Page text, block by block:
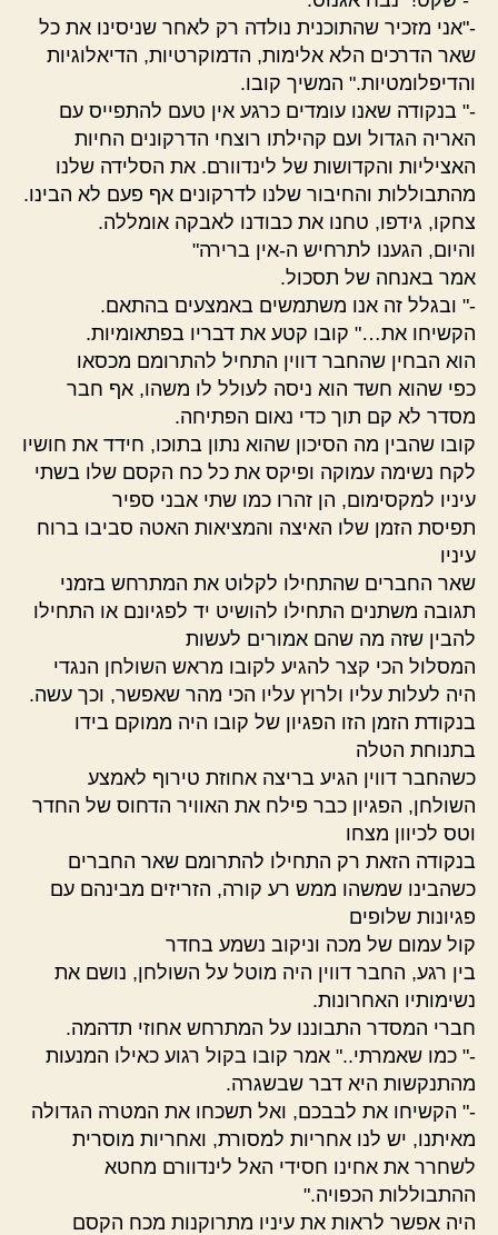
-"אני מזכיר שהתוכנית נולדה רק לאחר שניסינו את כל
שאר הדרכים הלא אלימות, הדמוקרטיות, הדיאלוגיות
והדיפלומטיות." המשיך קובו.
-" בנקודה שאנו עומדים כרגע אין טעם להתפייס עם
האריה הגדול ועם קהילתו רוצחי הדרקונים החיות
האציליות והקדושות של לינדוורם. את הסלידה שלנו
מהתבוללות והחיבור שלנו לדרקונים אף פעם לא הבינו.
צחקו, גידפו, טחנו את כבודנו לאבקה אומללה.
והיום, הגענו לתרחיש ה-אין ברירה"
אמר באנחה של תסכול.
-" ובגלל זה אנו משתמשים באמצעים בהתאם.
הקשיחו את…" קובו קטע את דבריו בפתאומיות.
הוא הבחין שהחבר דווין התחיל להתרומם מכסאו
כפי שהוא חשד הוא ניסה לעולל לו משהו, אף חבר
מסדר לא קם תוך כדי נאום הפתיחה.
קובו שהבין מה הסיכון שהוא נתון בתוכו, חידד את חושיו
לקח נשימה עמוקה ופיקס את כל כח הקסם שלו בשתי
עיניו למקסימום, הן זהרו כמו שתי אבני ספיר
תפיסת הזמן שלו האיצה והמציאות האטה סביבו ברוח
עיניו
שאר החברים שהתחילו לקלוט את המתרחש בזמני
תגובה משתנים התחילו להושיט יד לפגיונם או התחילו
להבין שזה מה שהם אמורים לעשות
המסלול הכי קצר להגיע לקובו מראש השולחן הנגדי
היה לעלות עליו ולרוץ עליו הכי מהר שאפשר, וכך עשה.
בנקודת הזמן הזו הפגיון של קובו היה ממוקם בידו
בתנוחת הטלה
כשהחבר דווין הגיע בריצה אחוזת טירוף לאמצע
השולחן, הפגיון כבר פילח את האוויר הדחוס של החדר
וטס לכיוון מצחו
בנקודה הזאת רק התחילו להתרומם שאר החברים
כשהבינו שמשהו ממש רע קורה, הזריזים מבינהם עם
פגיונות שלופים
קול עמום של מכה וניקוב נשמע בחדר
בין רגע, החבר דווין היה מוטל על השולחן, נושם את
נשימותיו האחרונות.
חברי המסדר התבוננו על המתרחש אחוזי תדהמה.
-" כמו שאמרתי.." אמר קובו בקול רגוע כאילו המנעות
מהתנקשות היא דבר שבשגרה.
-" הקשיחו את לבבכם, ואל תשכחו את המטרה הגדולה
מאיתנו, יש לנו אחריות למסורת, ואחריות מוסרית
לשחרר את אחינו חסידי האל לינדוורם מחטא
ההתבוללות הכפויה."
היה אפשר לראות את עיניו מתרוקנות מכח הקסם